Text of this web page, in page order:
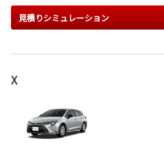
見積りシミュレーション
X